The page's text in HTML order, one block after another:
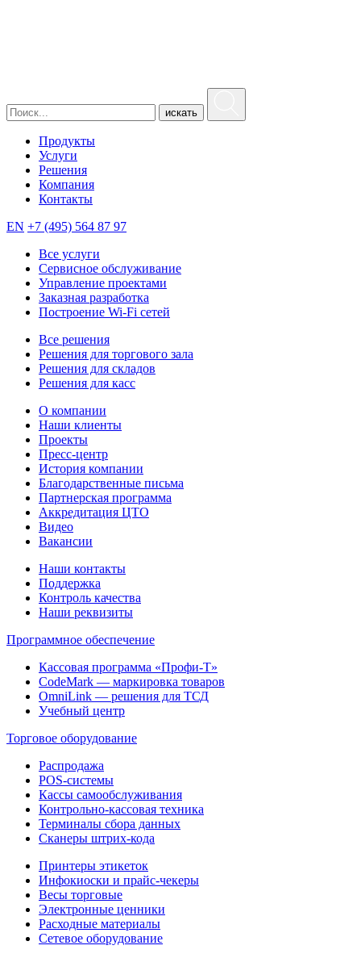
искать
Продукты
Услуги
Решения
Компания
Контакты
EN +7 (495) 564 87 97
Все услуги
Сервисное обслуживание
Управление проектами
Заказная разработка
Построение Wi-Fi сетей
Все решения
Решения для торгового зала
Решения для складов
Решения для касс
О компании
Наши клиенты
Проекты
Пресс-центр
История компании
Благодарственные письма
Партнерская программа
Аккредитация ЦТО
Видео
Вакансии
Наши контакты
Поддержка
Контроль качества
Наши реквизиты
Программное обеспечение
Кассовая программа «Профи-Т»
CodeMark — маркировка товаров
OmniLink — решения для ТСД
Учебный центр
Торговое оборудование
Распродажа
POS-системы
Кассы самообслуживания
Контрольно-кассовая техника
Терминалы сбора данных
Сканеры штрих-кода
Принтеры этикеток
Инфокиоски и прайс-чекеры
Весы торговые
Электронные ценники
Расходные материалы
Сетевое оборудование